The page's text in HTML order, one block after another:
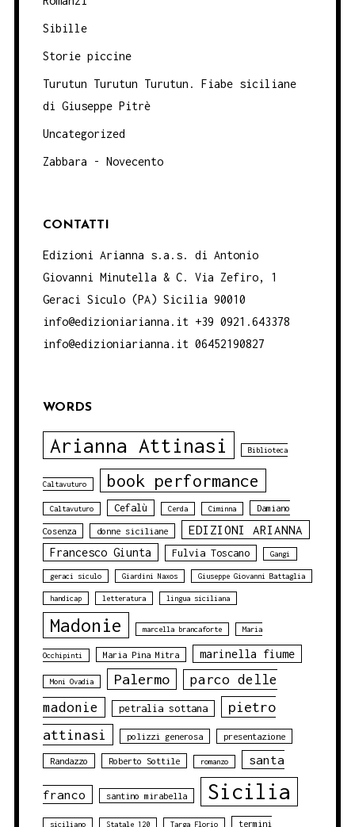
Sibille
Storie piccine
Turutun Turutun Turutun. Fiabe siciliane
di Giuseppe Pitrè
Uncategorized
Zabbara - Novecento
CONTATTI
Edizioni Arianna s.a.s. di Antonio
Giovanni Minutella & C. Via Zefiro, 1
Geraci Siculo (PA) Sicilia 90010
info@edizioniarianna.it +39 0921.643378
info@edizioniarianna.it 06452190827
WORDS
Arianna Attinasi Biblioteca
Caltavuturo book performance
Caltavuturo Cefalù Cerda Ciminna Damiano
Cosenza donne siciliane EDIZIONI ARIANNA
Francesco Giunta Fulvia Toscano Gangi
geraci siculo Giardini Naxos Giuseppe Giovanni Battaglia
handicap letteratura lingua siciliana
Madonie marcella brancaforte Maria
Occhipinti Maria Pina Mitra marinella fiume
Moni Ovadia Palermo
parco delle
madonie
petralia sottana
pietro
attinasi
polizzi generosa presentazione
Randazzo Roberto Sottile romanzo santa
franco santino mirabella Sicilia
siciliano Statale 120 Targa Florio termini